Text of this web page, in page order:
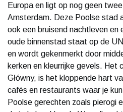
Europa en ligt op nog geen
Amsterdam. Deze Poolse stad
ook een bruisend nachtleven en
oude binnenstad staat op de
en wordt gekenmerkt door
kerken en kleurrijke gevels. Het
Główny, is het kloppende hart
cafés en restaurants waar je
Poolse gerechten zoals pierogi